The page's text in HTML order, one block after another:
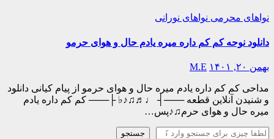
نواهای محرمی نواهای نورانی
دانلود نوحه کم کم داره میره یادم حال و هوای حرمو
بهمن ۲۰, ۱۴۰۱ M.E
مداحی کم کم داره یادم میره حال و هوای حرمو از پیام کیانی دانلود
و شنیدن آنلاین قطعه ───┤ ♩♬♫♪♭ ├─── کم کم داره یادم
میره حال و هوای حرم♫♪پس…
جستجو
جستجو